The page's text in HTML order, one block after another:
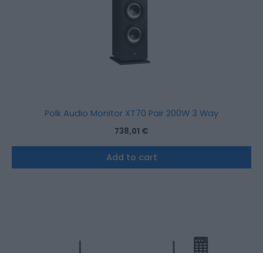
Polk Audio Monitor XT70 Pair 200W 3 Way
738,01 €
Add to cart